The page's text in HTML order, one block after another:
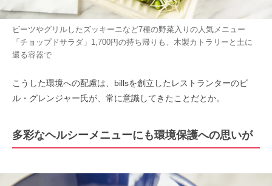
ビーツやグリルしたズッキーニなど7種の野菜入りの人気メニュー
「チョップドサラダ」1,700円の持ち帰りも、木製カトラリーと土に
還る容器で
こうした環境への配慮は、billsを創立したレストランターのビ
ル・グレンジャー氏が、常に意識してきたことだとか。
多彩なヘルシーメニューにも環境保護への思いが